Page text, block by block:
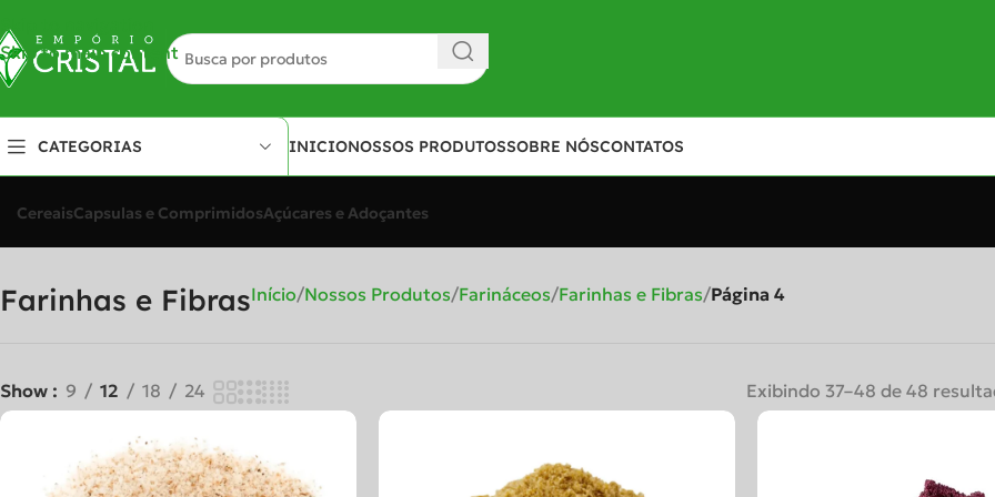
Skip to navigation
Skip to main content
CATEGORIAS INICIONOSSOS PRODUTOSSOBRE NÓSCONTATOS
CereaisCapsulas e ComprimidosAçúcares e Adoçantes
Farinhas e FibrasInício Nossos Produtos Farináceos Farinhas e Fibras Página 4
Show 9 12 18 24 Exibindo 37–48 de 48